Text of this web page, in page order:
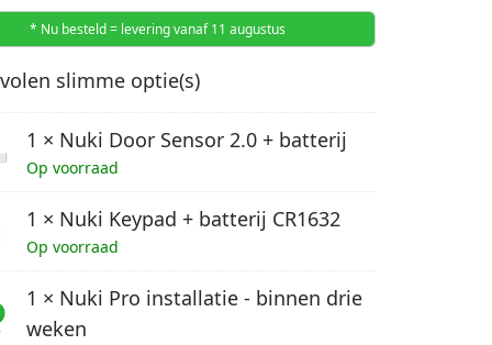
* Nu besteld = levering vanaf 11 augustus
slimme optie(s)
1 × Nuki Door Sensor 2.0 + batterij
Op voorraad
1 × Nuki Keypad + batterij CR1632
Op voorraad
1 × Nuki Pro installatie - binnen drie
weken